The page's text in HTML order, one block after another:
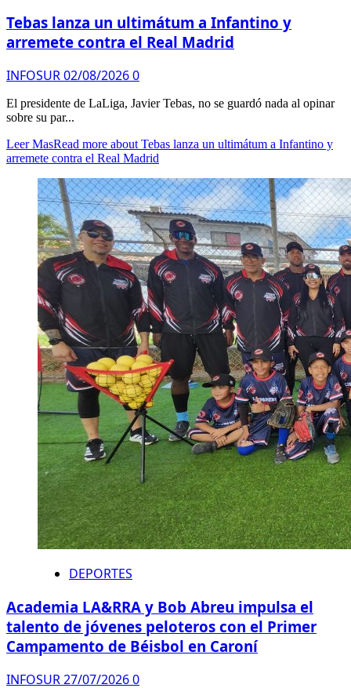
Tebas lanza un ultimátum a Infantino y
arremete contra el Real Madrid
INFOSUR02/08/20260
El presidente de LaLiga, Javier Tebas, no se guardó nada al opinar
sobre su par...
Leer MasRead more about Tebas lanza un ultimátum a Infantino y
arremete contra el Real Madrid
DEPORTES
Academia LA&RRA y Bob Abreu impulsa el
talento de jóvenes peloteros con el Primer
Campamento de Béisbol en Caroní
INFOSUR27/07/20260